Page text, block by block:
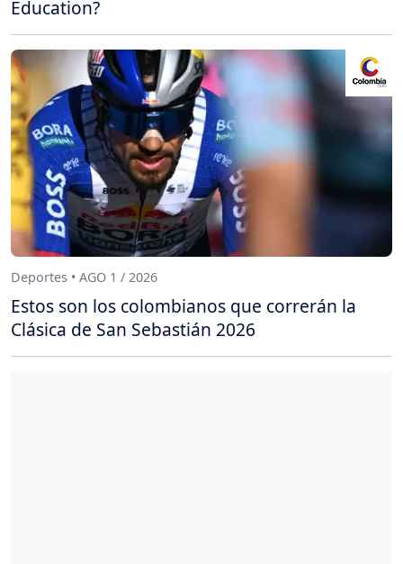
Education?
Deportes • AGO 1 / 2026
Estos son los colombianos que correrán la
Clásica de San Sebastián 2026